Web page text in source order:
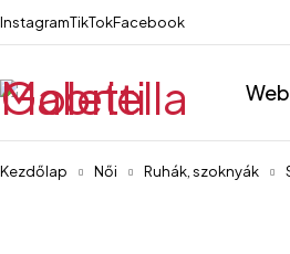
InstagramTikTokFacebook
Kezdőlap Női Ruhák, szoknyák